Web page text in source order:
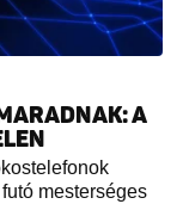
A
mesterséges